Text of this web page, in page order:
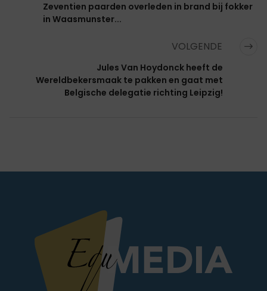
Zeventien paarden overleden in brand bij fokker
in Waasmunster...
VOLGENDE
Jules Van Hoydonck heeft de
Wereldbekersmaak te pakken en gaat met
Belgische delegatie richting Leipzig!